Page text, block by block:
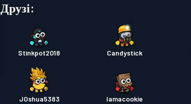
Друзі:
Stinkpot2018 Candystick
JOshua5383 Iamacookie